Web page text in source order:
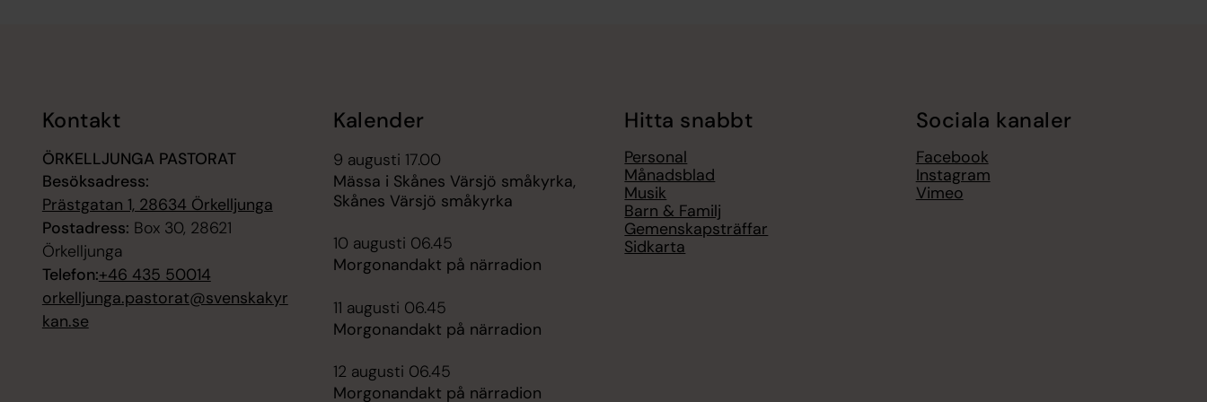
Kontakt
ÖRKELLJUNGA PASTORAT
Besöksadress:
Prästgatan 1, 28634 Örkelljunga
Postadress: Box 30, 28621
Örkelljunga
Telefon:+46 435 50014
orkelljunga.pastorat@svenskakyr
kan.se
Kalender
9 augusti 17.00
Mässa i Skånes Värsjö småkyrka,
Skånes Värsjö småkyrka
10 augusti 06.45
Morgonandakt på närradion
11 augusti 06.45
Morgonandakt på närradion
12 augusti 06.45
Morgonandakt på närradion
Hitta snabbt
Personal
Månadsblad
Musik
Barn & Familj
Gemenskapsträffar
Sidkarta
Sociala kanaler
Facebook
Instagram
Vimeo